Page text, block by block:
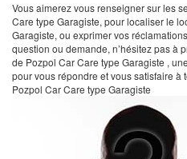
Vous aimerez vous renseigner sur les
Care type Garagiste, pour localiser le
Garagiste, ou exprimer vos
question ou demande, n’hésitez pas à
de Pozpol Car Care type Garagiste ,
pour vous répondre et vous satisfaire à
Pozpol Car Care type Garagiste